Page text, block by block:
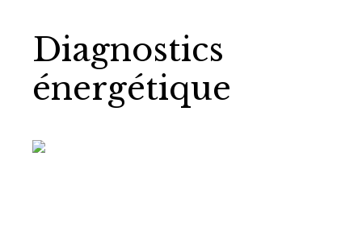
Diagnostics
énergétique